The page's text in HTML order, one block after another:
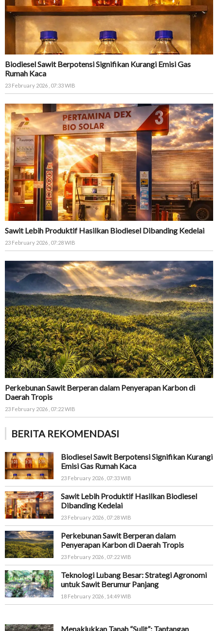
Biodiesel Sawit Berpotensi Signifikan Kurangi Emisi Gas
Rumah Kaca
23 February 2026 , 07:33 WIB
Sawit Lebih Produktif Hasilkan Biodiesel Dibanding Kedelai
23 February 2026 , 07:28 WIB
Perkebunan Sawit Berperan dalam Penyerapan Karbon di
Daerah Tropis
23 February 2026 , 07:22 WIB
BERITA REKOMENDASI
Biodiesel Sawit Berpotensi Signifikan Kurangi
Emisi Gas Rumah Kaca
23 February 2026 , 07:33 WIB
Sawit Lebih Produktif Hasilkan Biodiesel
Dibanding Kedelai
23 February 2026 , 07:28 WIB
Perkebunan Sawit Berperan dalam
Penyerapan Karbon di Daerah Tropis
23 February 2026 , 07:22 WIB
Teknologi Lubang Besar: Strategi Agronomi
untuk Sawit Berumur Panjang
18 February 2026 , 14:49 WIB
Menaklukkan Tanah “Sulit”: Tantangan